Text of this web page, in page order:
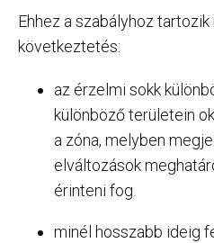
Ehhez a szabályhoz
következtetés:
az érzelmi sokk
különböző területein
a zóna, melyben
elváltozások
érinteni fog.
minél hosszabb ideig